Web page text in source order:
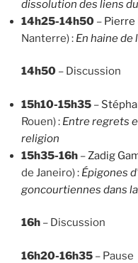
dissolution des liens
14h25-14h50 – Pierre
Nanterre) : En haine
14h50 – Discussion
15h10-15h35 –
Rouen) : Entre regrets
religion
15h35-16h –Zadig
de Janeiro) : Épigones
goncourtiennes dans
16h – Discussion
16h20-16h35 – Pause